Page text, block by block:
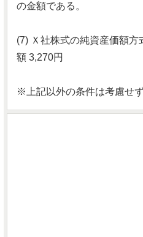
の金額である。
(7) Ｘ社株式の純資産価額
額 3,270円
※上記以外の条件は考慮せ